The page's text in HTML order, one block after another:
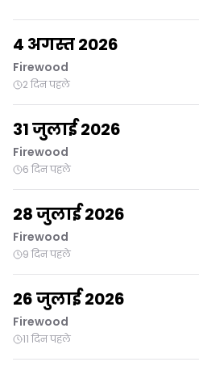
4 अगस्त 2026
Firewood
2 दिन पहले
31 जुलाई 2026
Firewood
6 दिन पहले
28 जुलाई 2026
Firewood
9 दिन पहले
26 जुलाई 2026
Firewood
11 दिन पहले